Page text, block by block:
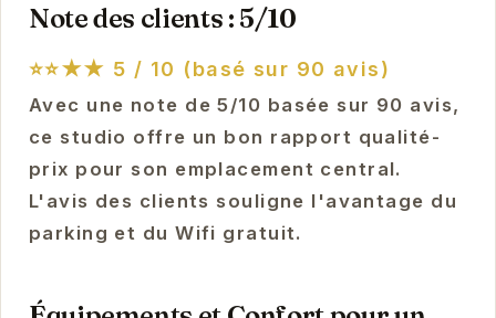
Note des clients : 5/10
⭐⭐★★ 5 / 10 (basé sur 90 avis)
Avec une note de 5/10 basée sur 90 avis,
ce studio offre un bon rapport qualité-
prix pour son emplacement central.
L'avis des clients souligne l'avantage du
parking et du Wifi gratuit.